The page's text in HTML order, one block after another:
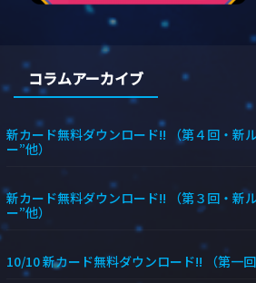
コラムアーカイブ
新カード無料ダウンロード!! （第４回・新
ー”他）
新カード無料ダウンロード!! （第３回・新
ー”他）
10/10 新カード無料ダウンロード!! （第一回